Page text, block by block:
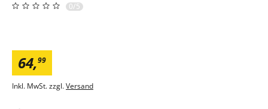
0/5
64,99
Inkl. MwSt. zzgl.Versand